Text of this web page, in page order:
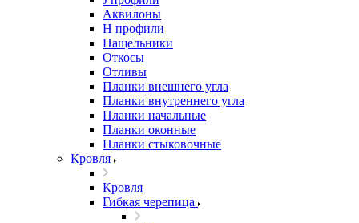
Аквилоны
Н профили
Нащельники
Откосы
Отливы
Планки внешнего угла
Планки внутреннего угла
Планки начальные
Планки оконные
Планки стыковочные
Кровля
Кровля
Гибкая черепица